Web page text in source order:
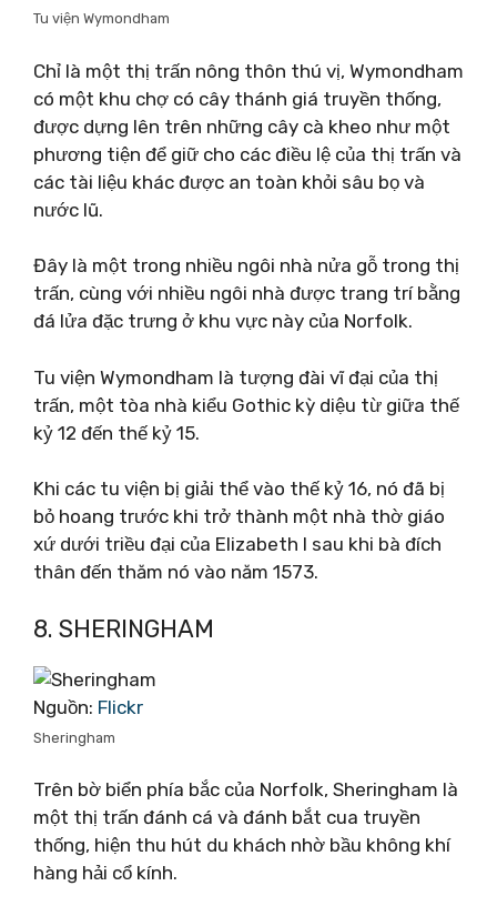
Tu viện Wymondham
Chỉ là một thị trấn nông thôn thú vị, Wymondham
có một khu chợ có cây thánh giá truyền thống,
được dựng lên trên những cây cà kheo như một
phương tiện để giữ cho các điều lệ của thị trấn và
các tài liệu khác được an toàn khỏi sâu bọ và
nước lũ.
Đây là một trong nhiều ngôi nhà nửa gỗ trong thị
trấn, cùng với nhiều ngôi nhà được trang trí bằng
đá lửa đặc trưng ở khu vực này của Norfolk.
Tu viện Wymondham là tượng đài vĩ đại của thị
trấn, một tòa nhà kiểu Gothic kỳ diệu từ giữa thế
kỷ 12 đến thế kỷ 15.
Khi các tu viện bị giải thể vào thế kỷ 16, nó đã bị
bỏ hoang trước khi trở thành một nhà thờ giáo
xứ dưới triều đại của Elizabeth I sau khi bà đích
thân đến thăm nó vào năm 1573.
8. SHERINGHAM
Nguồn: Flickr
Sheringham
Trên bờ biển phía bắc của Norfolk, Sheringham là
một thị trấn đánh cá và đánh bắt cua truyền
thống, hiện thu hút du khách nhờ bầu không khí
hàng hải cổ kính.